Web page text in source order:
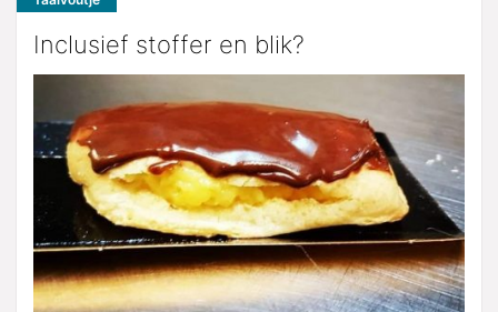
Inclusief stoffer en blik?